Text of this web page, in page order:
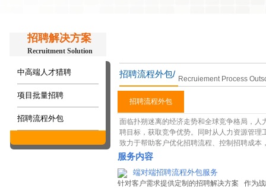
招聘解决方案
Recruitment Solution
中高端人才猎聘
项目批量招聘
招聘流程外包
招聘流程外包/ Recruiement Process
招聘流程外包
面临扑朔迷离的经济走势和全球竞争格局，
聘目标，获取竞争优势。同时从人力资源管
致力于帮助客户优化招聘流程、控制招聘成
服务内容
端对端招聘流程外包服务
针对客户需求提供定制的招聘解决方案 作为